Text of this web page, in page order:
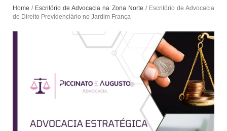
Home / Escritório de Advocacia na Zona Norte / Escritório de Advocacia
de Direito Previdenciário no Jardim França